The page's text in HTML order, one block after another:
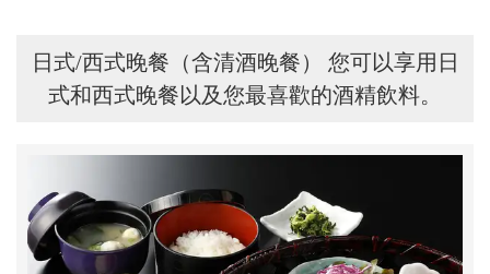
日式/西式晚餐（含清酒晚餐） 您可以享用日
式和西式晚餐以及您最喜歡的酒精飲料。
福岡県北九州市小倉北区浅野１－１－１－７Ｆ
https://stationhachikura.owst.jp/